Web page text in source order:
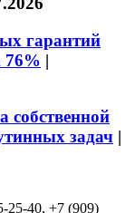
гарантий
76% |
собственной
задач |
25-40, +7 (909)